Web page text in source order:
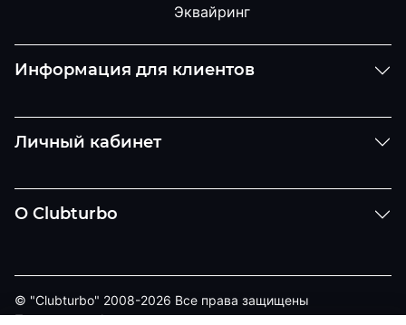
Информация для клиентов
Личный кабинет
О Clubturbo
© "Clubturbo" 2008-2026 Все права защищены
Политика конфиденциальности